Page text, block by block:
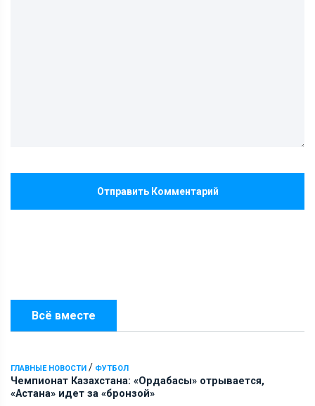
Всё вместе
ГЛАВНЫЕ НОВОСТИ / ФУТБОЛ
Чемпионат Казахстана: «Ордабасы» отрывается,
«Астана» идет за «бронзой»
Отправить Комментарий